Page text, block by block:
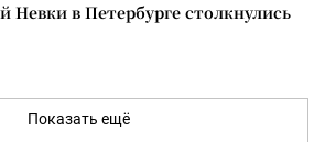
Невки в Петербурге столкнулись
Показать ещё